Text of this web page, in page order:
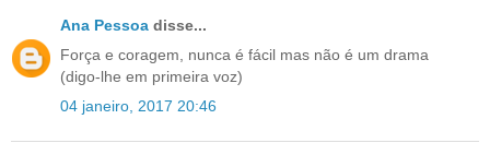
Ana Pessoa disse...
Força e coragem, nunca é fácil mas não é um drama
(digo-lhe em primeira voz)
04 janeiro, 2017 20:46